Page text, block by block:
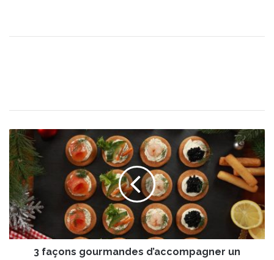
3
f
a
ç
o
n
s
g
o
3 façons gourmandes d’accompagner un